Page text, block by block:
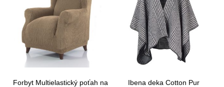
Forbyt Multielastický poťah na
Ibena deka Cotton Pur